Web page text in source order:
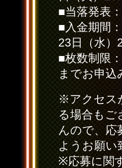
■当落発表
■入金期間
23日（水）
■枚数制限
までお申
※アクセス
る場合もご
んので、応
ようお願い
※応募に関